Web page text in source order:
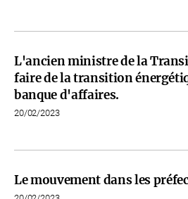
L'ancien ministre de la
faire de la transition
banque d'affaires.
20/02/2023
Le mouvement dans les